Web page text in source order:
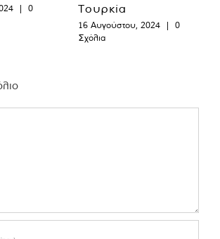
|
0
Τουρκία
16 Αυγούστου, 2024 |
0
Σχόλια